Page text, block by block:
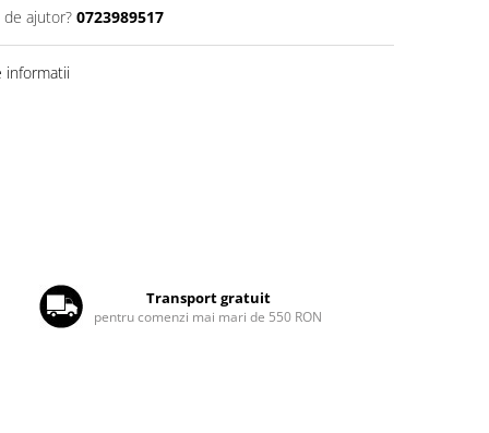
de ajutor? 0723989517
informatii
Transport gratuit
pentru comenzi mai mari de 550 RON